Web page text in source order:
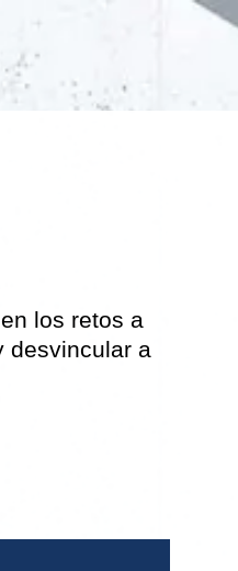
los retos a
desvincular a